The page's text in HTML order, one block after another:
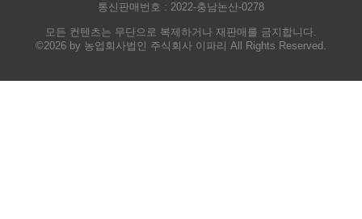
통신판매번호 : 2022-충남논산-0278
모든 컨텐츠는 무단으로 복제하거나 재판매를 금지합니다.
©2026 by 농업회사법인 주식회사 이파리 All Rights Reserved.